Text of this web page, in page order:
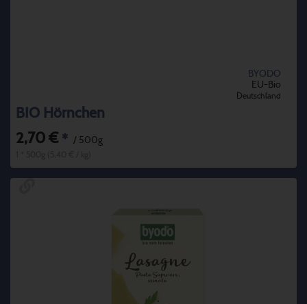
BYODO
EU-Bio
Deutschland
BIO Hörnchen
2,70 € * / 500g